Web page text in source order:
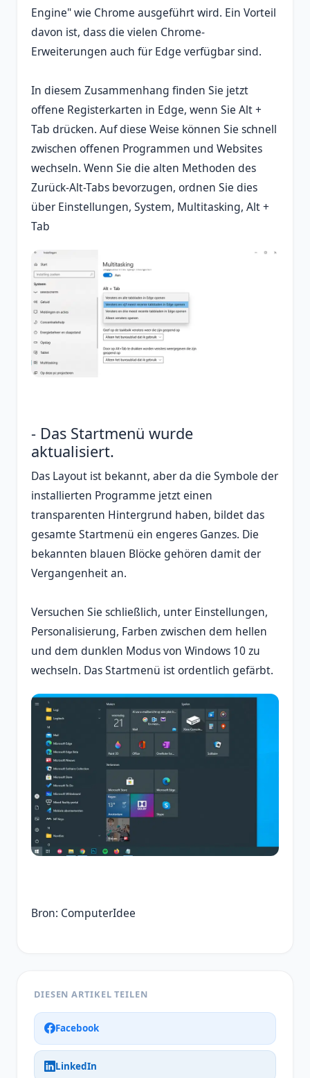
Engine" wie Chrome ausgeführt wird. Ein Vorteil
davon ist, dass die vielen Chrome-
Erweiterungen auch für Edge verfügbar sind.
In diesem Zusammenhang finden Sie jetzt
offene Registerkarten in Edge, wenn Sie Alt +
Tab drücken. Auf diese Weise können Sie schnell
zwischen offenen Programmen und Websites
wechseln. Wenn Sie die alten Methoden des
Zurück-Alt-Tabs bevorzugen, ordnen Sie dies
über Einstellungen, System, Multitasking, Alt +
Tab
- Das Startmenü wurde
aktualisiert.
Das Layout ist bekannt, aber da die Symbole der
installierten Programme jetzt einen
transparenten Hintergrund haben, bildet das
gesamte Startmenü ein engeres Ganzes. Die
bekannten blauen Blöcke gehören damit der
Vergangenheit an.
Versuchen Sie schließlich, unter Einstellungen,
Personalisierung, Farben zwischen dem hellen
und dem dunklen Modus von Windows 10 zu
wechseln. Das Startmenü ist ordentlich gefärbt.
Bron: ComputerIdee
DIESEN ARTIKEL TEILEN
Facebook
LinkedIn